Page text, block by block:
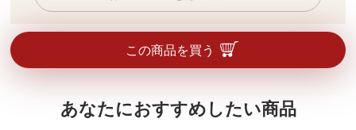
この商品を買う
あなたにおすすめしたい商品